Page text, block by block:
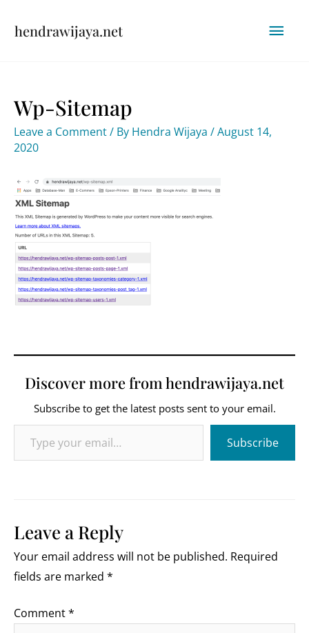
hendrawijaya.net
Wp-Sitemap
Leave a Comment/ By Hendra Wijaya /August 14,
2020
Discover more from hendrawijaya.net
Subscribe to get the latest posts sent to your email.
Type your email…
Subscribe
Leave a Reply
Your email address will not be published. Required
fields are marked *
Comment*